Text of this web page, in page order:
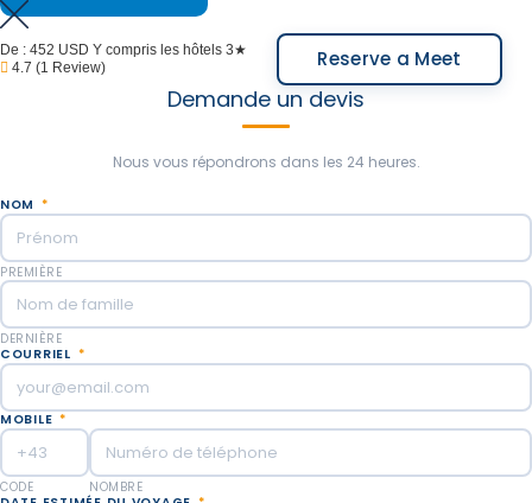
De : 452 USD Y compris les hôtels 3★
4.7 (1 Review) Reserve a Meet
Demande un devis
Nous vous répondrons dans les 24 heures.
NOM *
PREMIÈRE
DERNIÈRE
COURRIEL *
MOBILE *
CODE
NOMBRE